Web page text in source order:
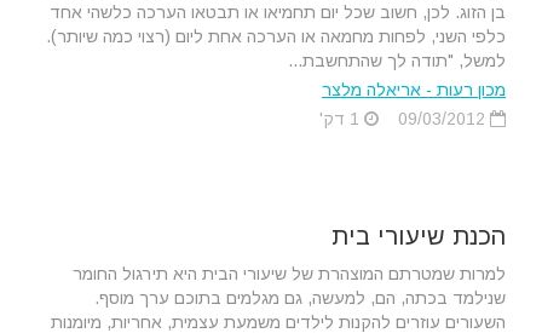
בן הזוג. לכן, חשוב שכל יום תחמיאו או תבטאו הערכה כלשהי אחד
כלפי השני, לפחות מחמאה או הערכה אחת ליום (רצוי כמה שיותר).
למשל, "תודה לך שהתחשבת...
מכון רעות - אריאלה מלצר
הכנת שיעורי בית
למרות שמטרתם המוצהרת של שיעורי הבית היא תירגול החומר
שנילמד בכתה, הם, למעשה, גם מגלמים בתוכם ערך מוסף.
השעורים עוזרים להקנות לילדים משמעת עצמית, אחריות, מיומנות